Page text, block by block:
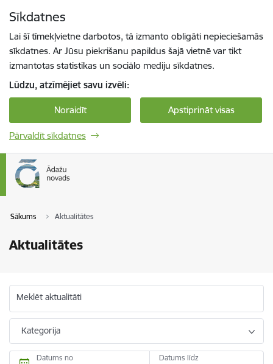
Sīkdatnes
Lai šī tīmekļvietne darbotos, tā izmanto obligāti nepieciešamās
sīkdatnes. Ar Jūsu piekrišanu papildus šajā vietnē var tikt
izmantotas statistikas un sociālo mediju sīkdatnes.
Lūdzu, atzīmējiet savu izvēli:
Noraidīt Apstiprināt visas
Pārvaldīt sīkdatnes
Sākums Aktualitātes
Aktualitātes
Meklēt aktualitāti
Kategorija
Datums no Datums līdz